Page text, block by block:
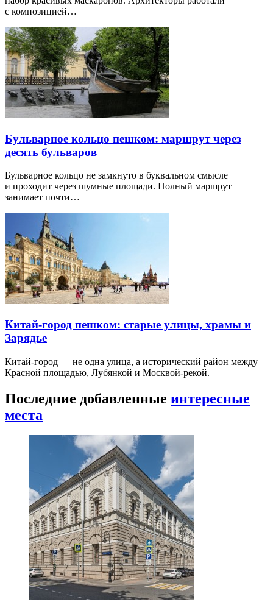
с композицией…
Бульварное кольцо пешком: маршрут через
десять бульваров
Бульварное кольцо не замкнуто в буквальном смысле
и проходит через шумные площади. Полный маршрут
занимает почти…
Китай-город пешком: старые улицы, храмы и
Зарядье
Китай-город — не одна улица, а исторический район между
Красной площадью, Лубянкой и Москвой-рекой.
Последние добавленные интересные
места